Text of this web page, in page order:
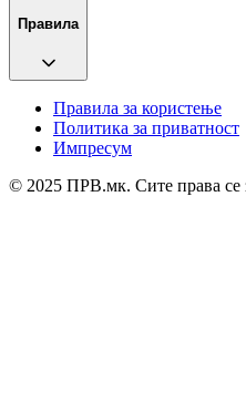
Правила
Правила за користење
Политика за приватност
Импресум
© 2025 ПРВ.мк. Сите права се